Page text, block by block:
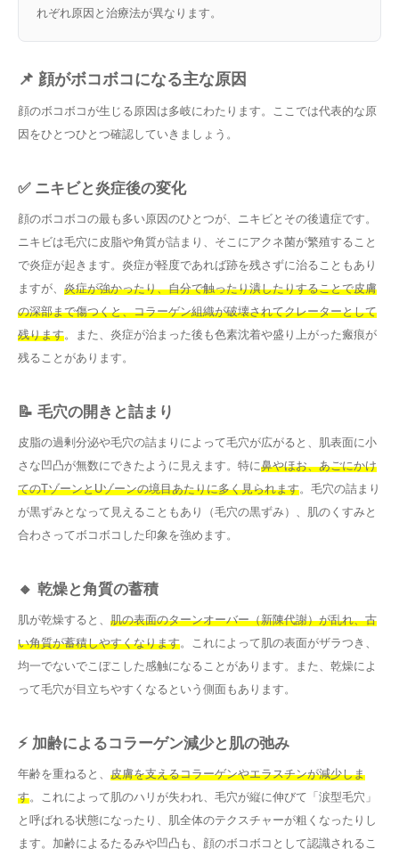
れぞれ原因と治療法が異なります。
📌 顔がボコボコになる主な原因
顔のボコボコが生じる原因は多岐にわたります。ここでは代表的な原
因をひとつひとつ確認していきましょう。
✅ ニキビと炎症後の変化
顔のボコボコの最も多い原因のひとつが、ニキビとその後遺症です。
ニキビは毛穴に皮脂や角質が詰まり、そこにアクネ菌が繁殖すること
で炎症が起きます。炎症が軽度であれば跡を残さずに治ることもあり
ますが、 炎症が強かったり、自分で触ったり潰したりすることで皮膚
の深部まで傷つくと、コラーゲン組織が破壊されてクレーターとして
残ります。また、炎症が治まった後も色素沈着や盛り上がった瘢痕が
残ることがあります。
📝 毛穴の開きと詰まり
皮脂の過剰分泌や毛穴の詰まりによって毛穴が広がると、肌表面に小
さな凹凸が無数にできたように見えます。特に鼻やほお、あごにかけ
てのTゾーンとUゾーンの境目あたりに多く見られます。毛穴の詰まり
が黒ずみとなって見えることもあり（毛穴の黒ずみ）、肌のくすみと
合わさってボコボコした印象を強めます。
🔸 乾燥と角質の蓄積
肌が乾燥すると、 肌の表面のターンオーバー（新陳代謝）が乱れ、古
い角質が蓄積しやすくなります。これによって肌の表面がザラつき、
均一でないでこぼこした感触になることがあります。また、乾燥によ
って毛穴が目立ちやすくなるという側面もあります。
⚡ 加齢によるコラーゲン減少と肌の弛み
年齢を重ねると、 皮膚を支えるコラーゲンやエラスチンが減少しま
す。これによって肌のハリが失われ、毛穴が縦に伸びて「涙型毛穴」
と呼ばれる状態になったり、肌全体のテクスチャーが粗くなったりし
ます。加齢によるたるみや凹凸も、顔のボコボコとして認識されるこ